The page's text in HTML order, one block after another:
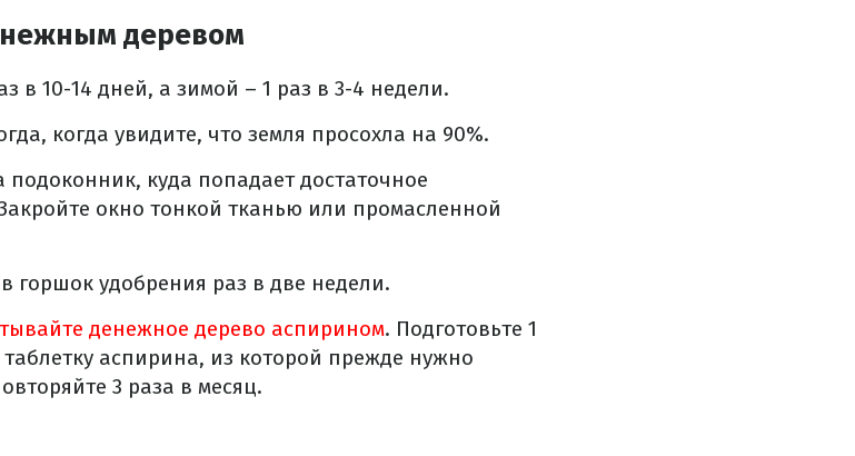
деревом
в 10-14 дней, а зимой – 1 раз в 3-4 недели.
когда увидите, что земля просохла на 90%.
куда попадает достаточное
окно тонкой тканью или промасленной
горшок удобрения раз в две недели.
денежное дерево аспирином. Подготовьте 1
аспирина, из которой прежде нужно
3 раза в месяц.